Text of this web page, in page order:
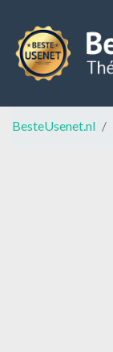
BesteUsenet.nl